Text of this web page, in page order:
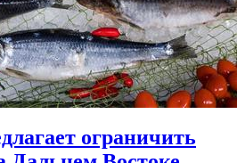
ограничить